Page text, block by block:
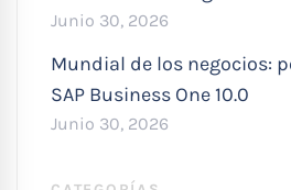
Junio 30, 2026
Mundial de los negocios:
SAP Business One 10.0
Junio 30, 2026